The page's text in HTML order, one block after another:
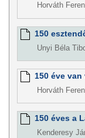
Horváth
150
Unyi Béla
150 éve
Horváth
150 éves a
Kenderesy